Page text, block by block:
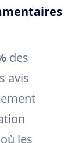
des
avis
les